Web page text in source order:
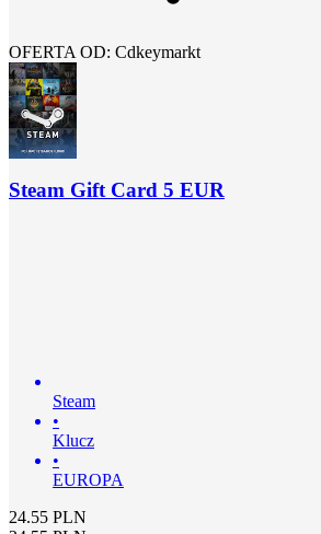
OFERTA OD: Cdkeymarkt
Steam Gift Card 5 EUR
Steam
•
Klucz
•
EUROPA
24.55 PLN